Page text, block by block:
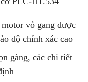
vỏ gang được
độ chính xác cao
gàng, các chi tiết